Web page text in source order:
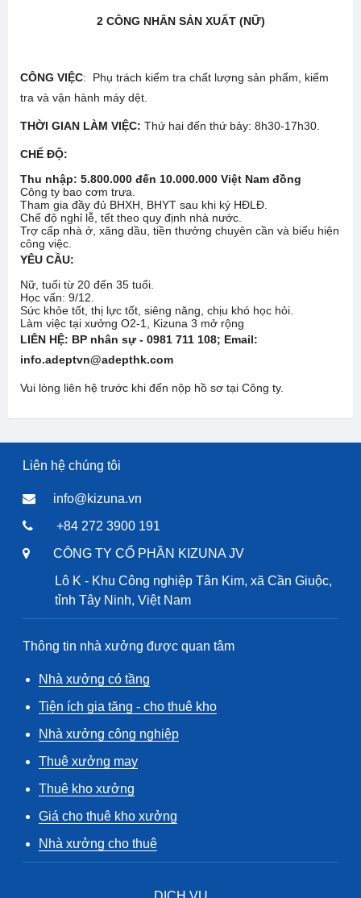
2CÔNG NHÂN SẢN XUẤT (NỮ)
CÔNG VIỆC: Phụ trách kiểm tra chất lượng sản phẩm, kiểm
tra và vận hành máy dệt.
THỜI GIAN LÀM VIỆC: Thứ hai đến thứ bảy: 8h30-17h30.
CHẾ ĐỘ:
Thu nhập: 5.800.000 đến 10.000.000 Việt Nam đồng
Công ty bao cơm trưa.
Tham gia đầy đủ BHXH, BHYT sau khi ký HĐLĐ.
Chế độ nghỉ lễ, tết theo quy định nhà nước.
Trợ cấp nhà ở, xăng dầu, tiền thưởng chuyên cần và biểu hiện
công việc.
YÊU CẦU:
Nữ, tuổi từ 20 đến 35 tuổi.
Học vấn: 9/12.
Sức khỏe tốt, thị lực tốt, siêng năng, chịu khó học hỏi.
Làm việc tại xưởng O2-1, Kizuna 3 mở rộng
LIÊN HỆ: BP nhân sự - 0981 711 108; Email:
info.adeptvn@adepthk.com
Vui lòng liên hệ trước khi đến nộp hồ sơ tại Công ty.
Liên hệ chúng tôi
info@kizuna.vn
+84 272 3900 191
CÔNG TY CỔ PHẦN KIZUNA JV
Lô K - Khu Công nghiệp Tân Kim, xã Cần Giuộc,
tỉnh Tây Ninh, Việt Nam
Thông tin nhà xưởng được quan tâm
Nhà xưởng có tầng
Tiện ích gia tăng - cho thuê kho
Nhà xưởng công nghiệp
Thuê xưởng may
Thuê kho xưởng
Giá cho thuê kho xưởng
Nhà xưởng cho thuê